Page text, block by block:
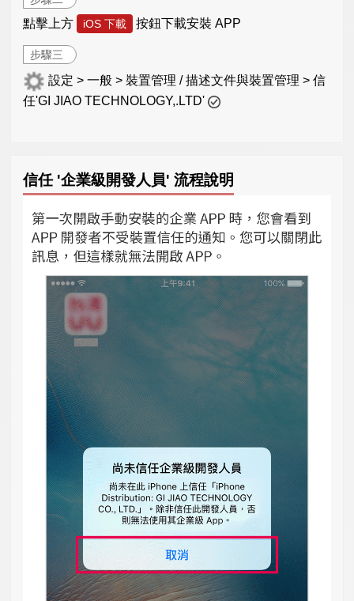
點擊上方 iOS 下載 按鈕下載安裝 APP
步驟三
設定 > 一般 > 裝置管理 / 描述文件與裝置管理 > 信
任'GI JIAO TECHNOLOGY,.LTD'
信任 '企業級開發人員' 流程說明